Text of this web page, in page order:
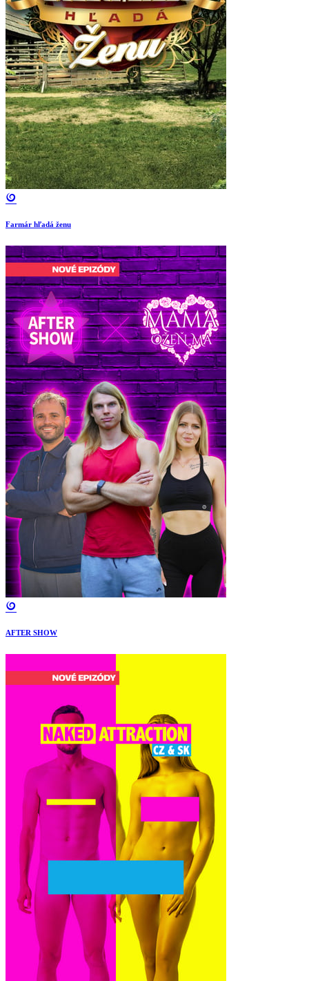
Farmár hľadá ženu
AFTER SHOW